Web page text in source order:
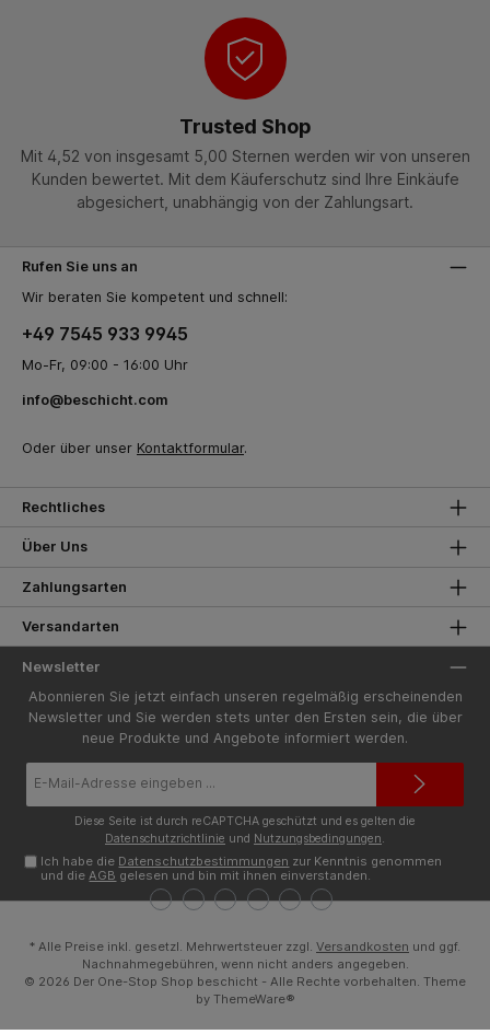
Trusted Shop
Mit 4,52 von insgesamt 5,00 Sternen werden wir von unseren
Kunden bewertet. Mit dem Käuferschutz sind Ihre Einkäufe
abgesichert, unabhängig von der Zahlungsart.
Rufen Sie uns an
Wir beraten Sie kompetent und schnell:
+49 7545 933 9945
Mo-Fr, 09:00 - 16:00 Uhr
info@beschicht.com
Oder über unser Kontaktformular.
Rechtliches
Über Uns
Zahlungsarten
Versandarten
Newsletter
Abonnieren Sie jetzt einfach unseren regelmäßig erscheinenden
Newsletter und Sie werden stets unter den Ersten sein, die über
neue Produkte und Angebote informiert werden.
Mail-
Diese Seite ist durch reCAPTCHA geschützt und es gelten die
Datenschutzrichtlinie und Nutzungsbedingungen.
Ich habe die Datenschutzbestimmungen zur Kenntnis genommen
und dieAGB gelesen und bin mit ihnen einverstanden.
* Alle Preise inkl. gesetzl. Mehrwertsteuer zzgl. Versandkosten und ggf.
Nachnahmegebühren, wenn nicht anders angegeben.
© 2026 Der One-Stop Shop beschicht - Alle Rechte vorbehalten. Theme
by ThemeWare®